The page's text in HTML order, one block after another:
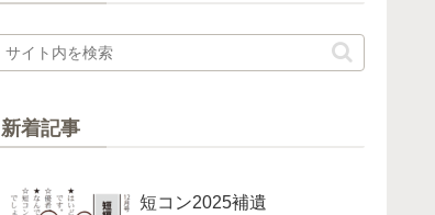
新着記事
短コン2025補遺